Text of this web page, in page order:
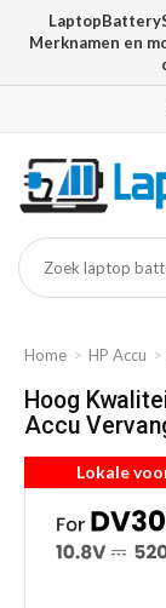
Merknamen en
Home HP Accu
Hoog
Accu
Lokale